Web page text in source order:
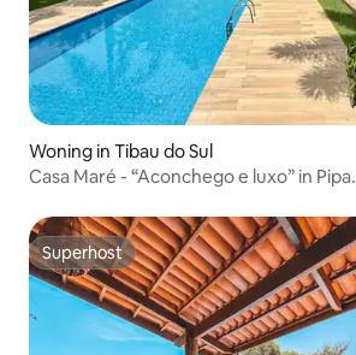
Woning in Tibau do Sul
Casa Maré - “Aconchego e luxo” in Pipa.
Superhost
Superhost